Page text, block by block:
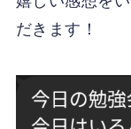
だきます！